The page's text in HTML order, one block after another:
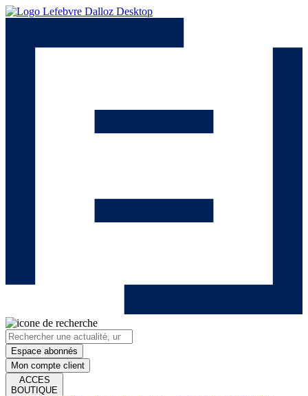
Espace abonnés
Mon compte client
ACCES
BOUTIQUE